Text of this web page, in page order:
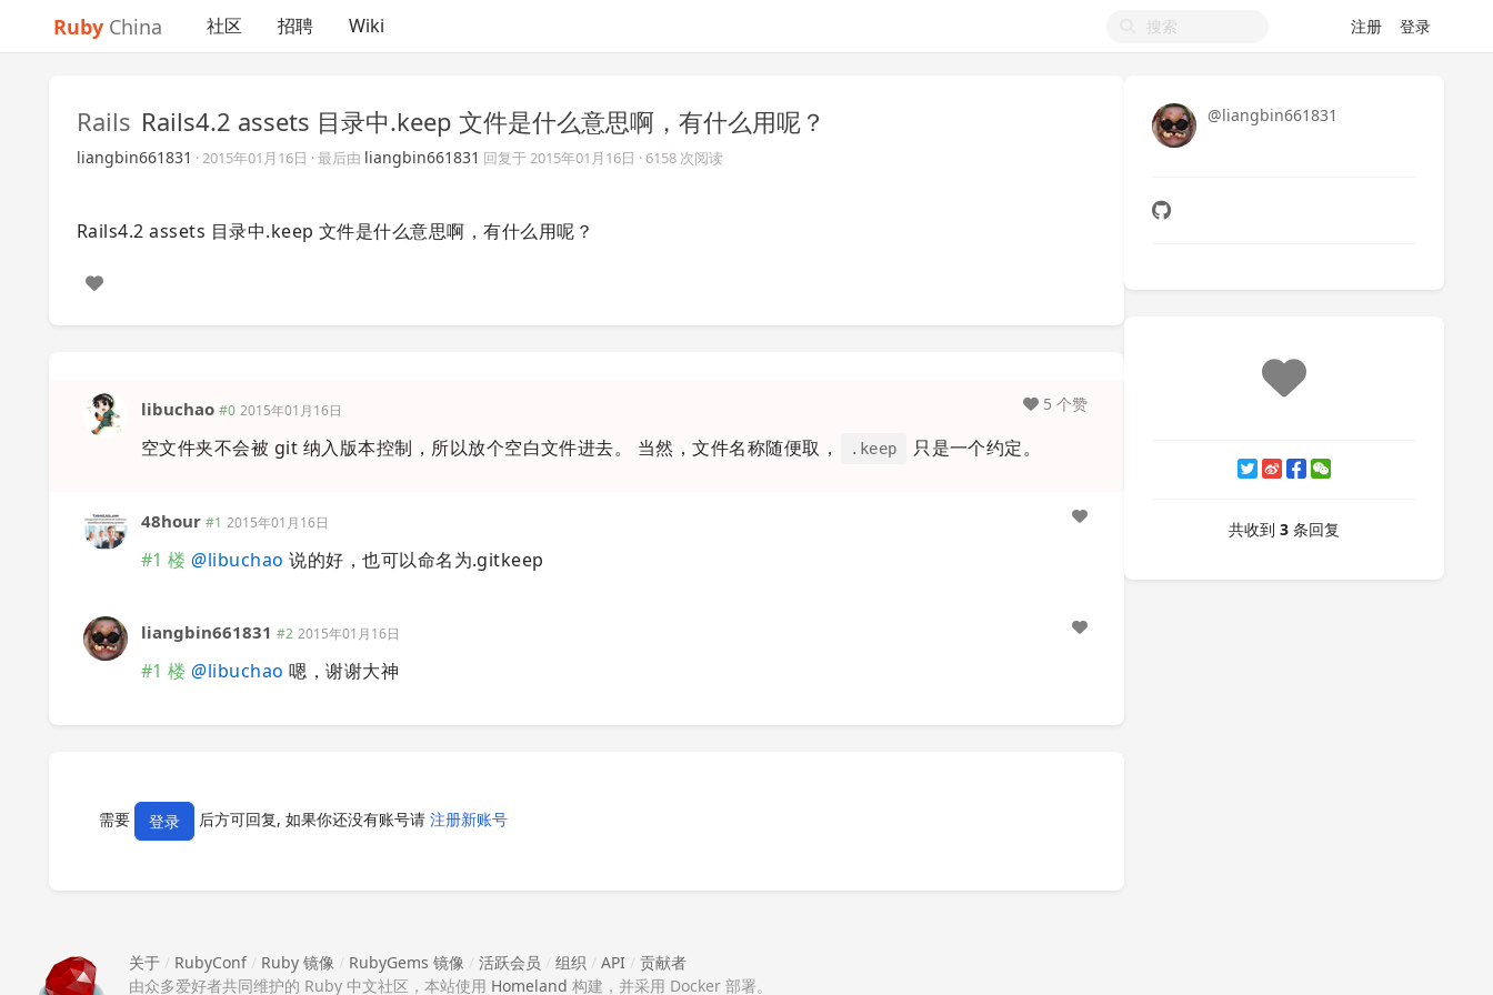
Ruby China 社区 招聘 Wiki 注册 登录
Rails Rails4.2 assets 目录中.keep 文件是什么意思啊，有什么用呢？
liangbin661831 ·2015年01月16日 · 最后由 liangbin661831 回复于2015年01月16日 · 6158 次阅读
Rails4.2 assets 目录中.keep 文件是什么意思啊，有什么用呢？
libuchao #0 2015年01月16日
空文件夹不会被 git 纳入版本控制，所以放个空白文件进去。 当然，文件名称随便取， .keep 只是一个约定。
5 个赞
48hour #1 2015年01月16日
#1 楼 @libuchao 说的好，也可以命名为.gitkeep
liangbin661831 #2 2015年01月16日
#1 楼 @libuchao 嗯，谢谢大神
需要 登录 后方可回复, 如果你还没有账号请 注册新账号
@liangbin661831
共收到 3 条回复
关于 / RubyConf/ Ruby 镜像 / RubyGems 镜像 / 活跃会员 / 组织 / API / 贡献者
由众多爱好者共同维护的 Ruby 中文社区，本站使用 Homeland 构建，并采用 Docker 部署。